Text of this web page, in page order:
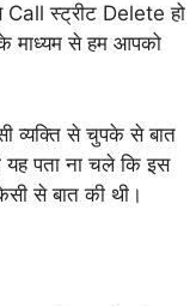
Call स्ट्रीट Delete हो
माध्यम से हम आपको
व्यक्ति से चुपके से बात
पता ना चले कि इस
से बात की थी।